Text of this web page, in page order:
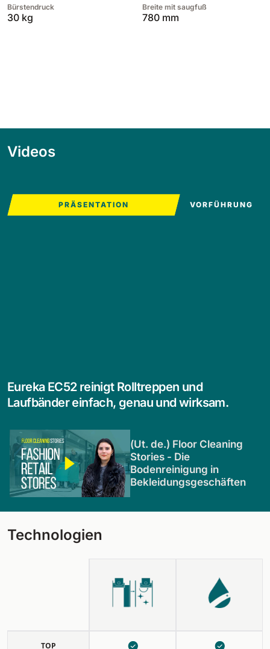
Bürstendruck
30 kg
Breite mit saugfuß
780 mm
Videos
PRÄSENTATION VORFÜHRUNG
Eureka EC52 reinigt Rolltreppen und
Laufbänder einfach, genau und wirksam.
(Ut. de.) Floor Cleaning
Stories - Die
Bodenreinigung in
Bekleidungsgeschäften
Technologien
TOP